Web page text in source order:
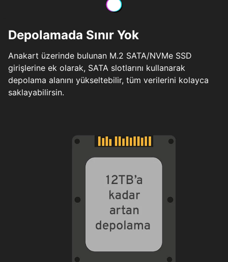
Depolamada Sınır Yok
Anakart üzerinde bulunan M.2 SATA/NVMe SSD
girişlerine ek olarak, SATA slotlarını kullanarak
depolama alanını yükseltebilir, tüm verilerini kolayca
saklayabilirsin.